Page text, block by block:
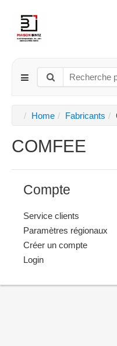
Home Fabricants
COMFEE
Compte
Service clients
Paramètres régionaux
Créer un compte
Login